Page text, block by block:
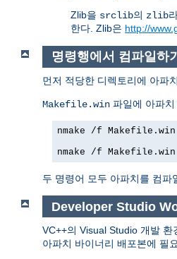
Zlib을 srclib의 zlib
한다. Zlib은 http://
명령행에서 컴파일하기
먼저 적당한 디렉토리에 아파
Makefile.win 파일에 아파
nmake /f Makefile.win
nmake /f Makefile.win
두 명령어 모두 아파치를 컴파
Developer Studio
VC++의 Visual Studio 개발
아파치 바이너리 배포본에 필